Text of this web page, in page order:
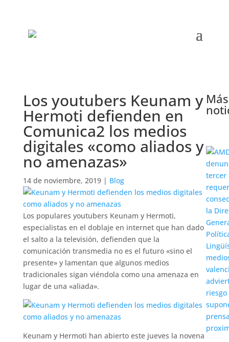
Los youtubers Keunam y
Hermoti defienden en
Comunica2 los medios
digitales «como aliados y
no amenazas»
14 de noviembre, 2019| Blog
Los populares youtubers Keunam y Hermoti,
especialistas en el doblaje en internet que han dado
el salto a la televisión, defienden que la
comunicación transmedia no es el futuro «sino el
presente» y lamentan que algunos medios
tradicionales sigan viéndola como una amenaza en
lugar de una «aliada».
Keunam y Hermoti han abierto este jueves la novena
Más